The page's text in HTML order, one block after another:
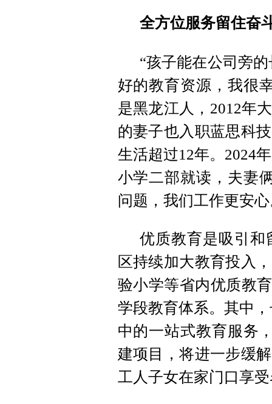
全方位服务留住奋
“孩子能在公司旁
好的教育资源，我很
是黑龙江人，2012年
的妻子也入职蓝思科
生活超过12年。2024
小学二部就读，夫妻
问题，我们工作更安心
优质教育是吸引和
区持续加大教育投入
验小学等省内优质教
学段教育体系。其中
中的一站式教育服务
建项目，将进一步缓
工人子女在家门口享